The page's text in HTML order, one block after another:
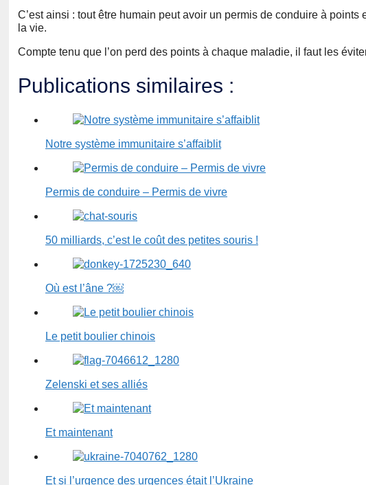
C’est ainsi : tout être humain peut avoir un permis de conduire à
la vie.
Compte tenu que l’on perd des points à chaque maladie, il faut les
Publications similaires :
Notre système immunitaire s’affaiblit
Permis de conduire – Permis de vivre
50 milliards, c’est le coût des petites souris !
Où est l’âne ?￼
Le petit boulier chinois
Zelenski et ses alliés
Et maintenant
Et si l’urgence des urgences était l’Ukraine